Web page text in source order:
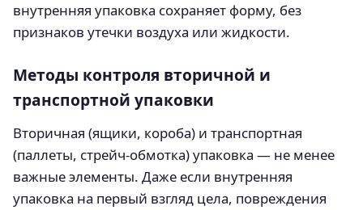
внутренняя упаковка сохраняет форму, без
признаков утечки воздуха или жидкости.
Методы контроля вторичной и
транспортной упаковки
Вторичная (ящики, короба) и транспортная
(паллеты, стрейч-обмотка) упаковка — не менее
важные элементы. Даже если внутренняя
упаковка на первый взгляд цела, повреждения